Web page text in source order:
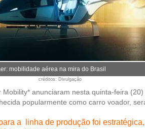
mobilidade aérea na mira do Brasil
créditos: Divulgação
Mobility* anunciaram nesta quinta-feira
popularmente como carro voador,
a linha de produção foi